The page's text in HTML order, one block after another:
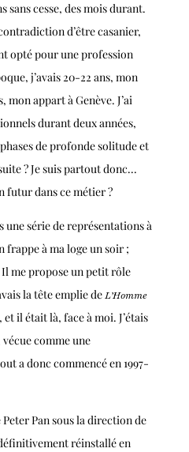
sans cesse, des mois durant.
d’être casanier,
opté pour une profession
j’avais 20-22 ans, mon
mon appart à Genève. J’ai
durant deux années,
de profonde solitude et
? Je suis partout donc...
futur dans ce métier ?
série de représentations à
frappe à ma loge un soir ;
me propose un petit rôle
la tête emplie deL’Homme
, et il était là, face à moi. J’étais
comme une
a donc commencé en 1997-
Peter Pansous la direction de
réinstallé en